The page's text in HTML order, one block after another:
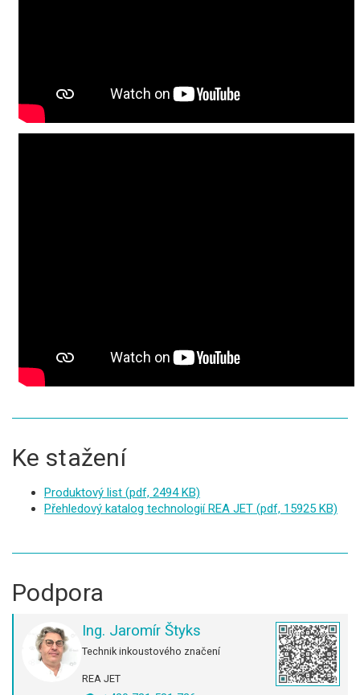
Ke stažení
Produktový list (pdf, 2494 KB)
Přehledový katalog technologií REA JET (pdf, 15925 KB)
Podpora
Ing. Jaromír Štyks
Technik inkoustového značení
REA JET